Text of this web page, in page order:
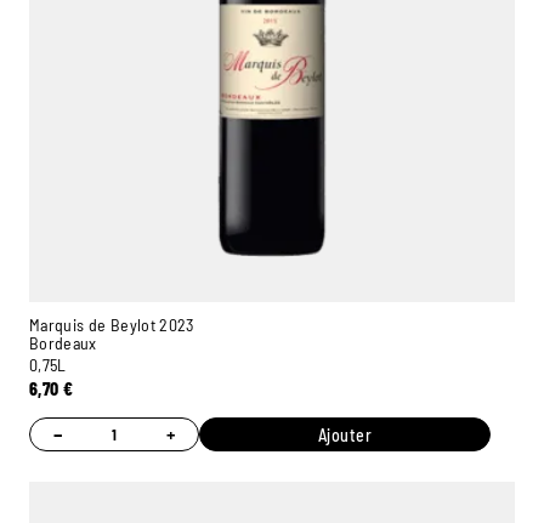
Marquis de Beylot 2023
Bordeaux
0,75L
6,70 €
− + Ajouter